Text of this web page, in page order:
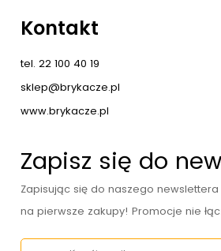
Kontakt
tel. 22 100 40 19
sklep@brykacze.pl
www.brykacze.pl
Zapisz się do
Zapisując się do naszego newslettera
na pierwsze zakupy! Promocje nie